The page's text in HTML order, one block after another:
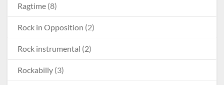
Ragtime (8)
Rock in Opposition (2)
Rock instrumental (2)
Rockabilly (3)